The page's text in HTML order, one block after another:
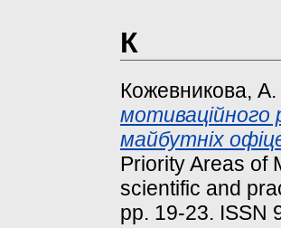
К
Кожевникова,
мотиваційного
майбутніх
Priority Areas of
scientific and
pp. 19-23. ISSN